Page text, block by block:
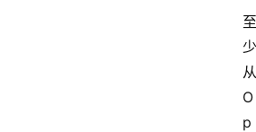
至
少
从
O
p